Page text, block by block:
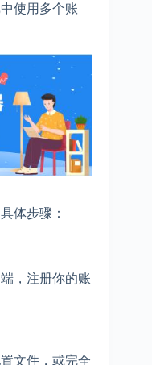
使用多个账
体步骤：
，注册你的账
文件，或完全